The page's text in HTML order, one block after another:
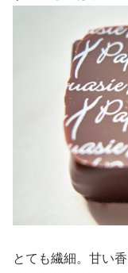
とても繊細。甘い